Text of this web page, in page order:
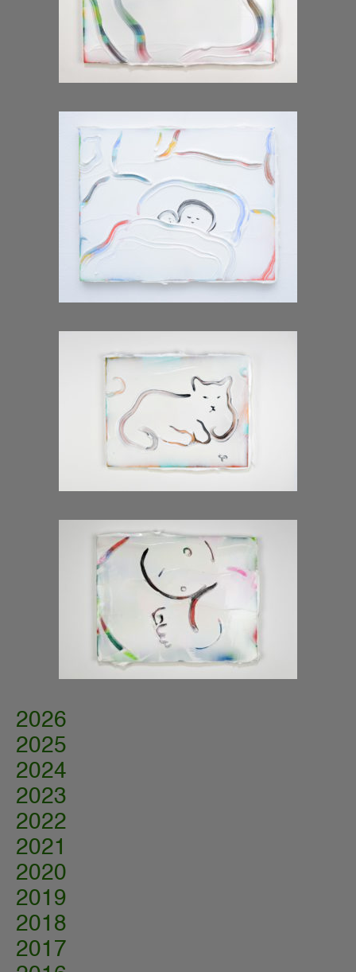
2026
2025
2024
2023
2022
2021
2020
2019
2018
2017